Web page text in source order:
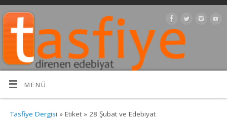
MENÜ
Tasfiye Dergisi » Etiket » 28 Şubat ve Edebiyat